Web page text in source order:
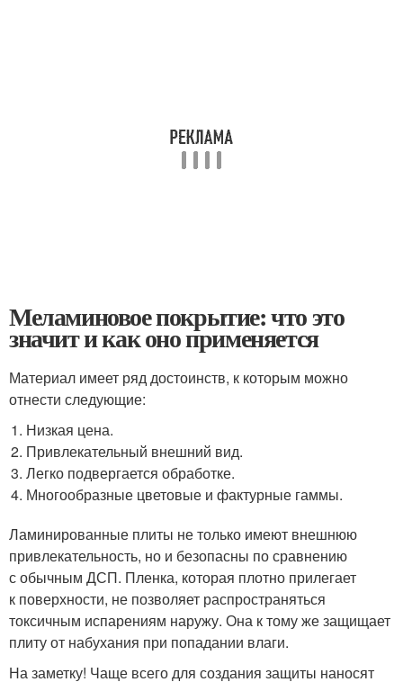
Меламиновое покрытие: что это
значит и как оно применяется
Материал имеет ряд достоинств, к которым можно
отнести следующие:
Низкая цена.
Привлекательный внешний вид.
Легко подвергается обработке.
Многообразные цветовые и фактурные гаммы.
Ламинированные плиты не только имеют внешнюю
привлекательность, но и безопасны по сравнению
с обычным ДСП. Пленка, которая плотно прилегает
к поверхности, не позволяет распространяться
токсичным испарениям наружу. Она к тому же защищает
плиту от набухания при попадании влаги.
На заметку! Чаще всего для создания защиты наносят